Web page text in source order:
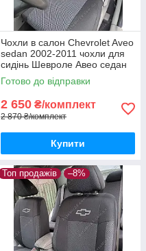
Чохли в салон Chevrolet Aveo
sedan 2002-2011 чохли для
сидінь Шевроле Авео седан
авто чохли Chevrolet Aveo
sedan
Готово до відправки
2 650 ₴/комплект
2 870 ₴/комплект
Купити
Топ продажів –8%